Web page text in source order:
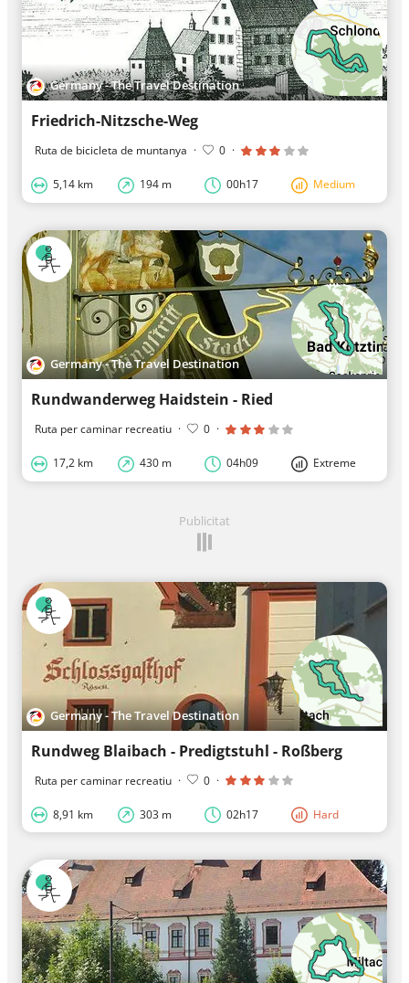
Germany - The Travel Destination
Friedrich-Nitzsche-Weg
Ruta de bicicleta de muntanya · 0 ·
5,14 km 194 m 00h17 Medium
Germany - The Travel Destination
Rundwanderweg Haidstein - Ried
Ruta per caminar recreatiu · 0 ·
17,2 km 430 m 04h09 Extreme
Publicitat
Germany - The Travel Destination
Rundweg Blaibach - Predigtstuhl - Roßberg
Ruta per caminar recreatiu · 0 ·
8,91 km 303 m 02h17 Hard